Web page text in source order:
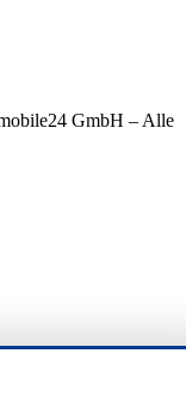
GmbH – Alle